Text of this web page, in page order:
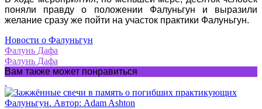
поняли правду о положении Фалуньгун и выразили
желание сразу же пойти на участок практики Фалуньгун.
Новости о Фалуньгун
Фалунь Дафа
Фалунь Дафа
Вам также может понравиться